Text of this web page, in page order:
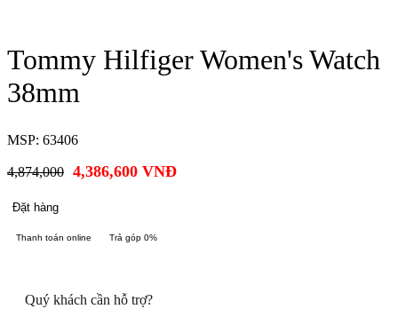
Tommy Hilfiger Women's Watch
38mm
MSP: 63406
4,874,000 4,386,600 VNĐ
Đặt hàng
Thanh toán online Trả góp 0%
Quý khách cần hỗ trợ?